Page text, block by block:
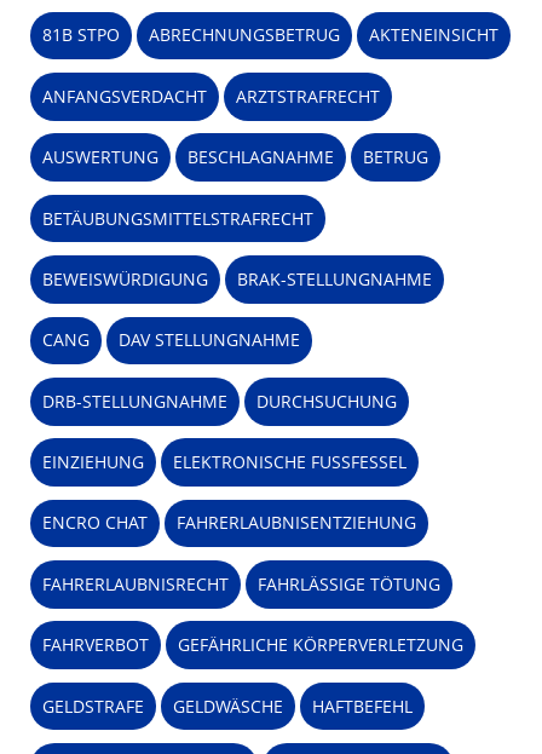
81B STPO ABRECHNUNGSBETRUG AKTENEINSICHT
ANFANGSVERDACHT ARZTSTRAFRECHT
AUSWERTUNG BESCHLAGNAHME BETRUG
BETÄUBUNGSMITTELSTRAFRECHT
BEWEISWÜRDIGUNG BRAK-STELLUNGNAHME
CANG DAV STELLUNGNAHME
DRB-STELLUNGNAHME DURCHSUCHUNG
EINZIEHUNG ELEKTRONISCHE FUSSFESSEL
ENCRO CHAT FAHRERLAUBNISENTZIEHUNG
FAHRERLAUBNISRECHT FAHRLÄSSIGE TÖTUNG
FAHRVERBOT GEFÄHRLICHE KÖRPERVERLETZUNG
GELDSTRAFE GELDWÄSCHE HAFTBEFEHL